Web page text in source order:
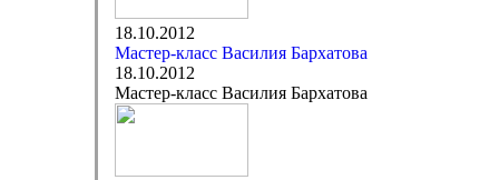
18.10.2012
Мастер-класс Василия Бархатова
18.10.2012
Мастер-класс Василия Бархатова